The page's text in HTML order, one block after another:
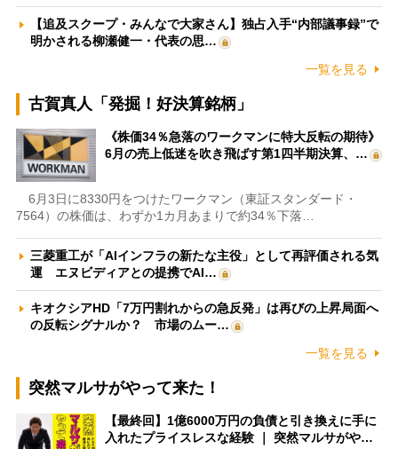
【追及スクープ・みんなで大家さん】独占入手“内部議事録”で
明かされる柳瀬健一・代表の思…
一覧を見る
古賀真人「発掘！好決算銘柄」
《株価34％急落のワークマンに特大反転の期待》
6月の売上低迷を吹き飛ばす第1四半期決算、…
6月3日に8330円をつけたワークマン（東証スタンダード・
7564）の株価は、わずか1カ月あまりで約34％下落…
三菱重工が「AIインフラの新たな主役」として再評価される気
運 エヌビディアとの提携でAI…
キオクシアHD「7万円割れからの急反発」は再びの上昇局面へ
の反転シグナルか？ 市場のムー…
一覧を見る
突然マルサがやって来た！
【最終回】1億6000万円の負債と引き換えに手に
入れたプライスレスな経験 ｜ 突然マルサがや…